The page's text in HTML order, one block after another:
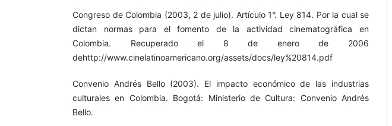
Congreso de Colombia (2003, 2 de julio). Artículo 1°. Ley 814. Por la cual se
dictan normas para el fomento de la actividad cinematográfica en
Colombia. Recuperado el 8 de enero de 2006
dehttp://www.cinelatinoamericano.org/assets/docs/ley%20814.pdf
Convenio Andrés Bello (2003). El impacto económico de las industrias
culturales en Colombia. Bogotá: Ministerio de Cultura: Convenio Andrés
Bello.